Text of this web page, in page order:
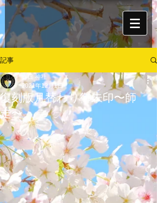
記事
復刻版月替わり御朱印〜師
走〜
春日 神社
2021年12月1日